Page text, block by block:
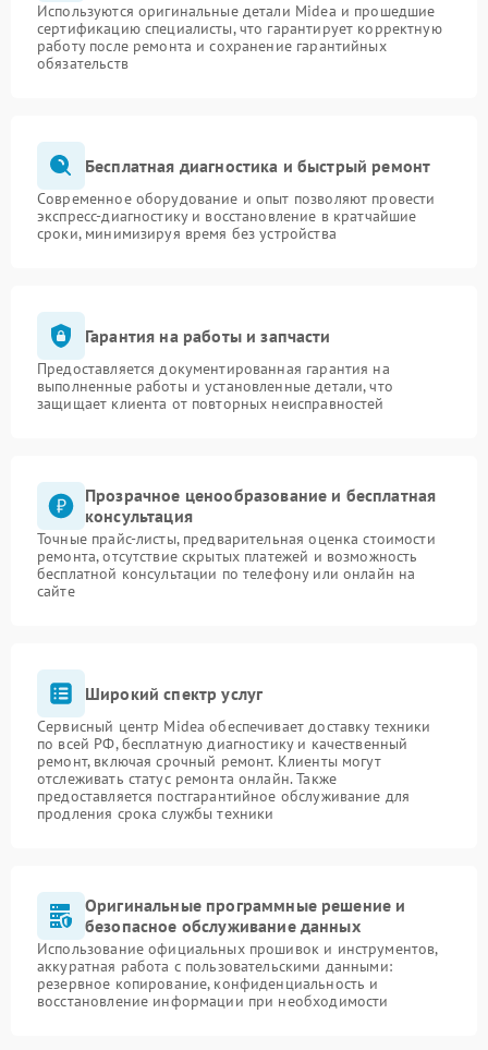
Используются оригинальные детали Midea и прошедшие
сертификацию специалисты, что гарантирует корректную
работу после ремонта и сохранение гарантийных
обязательств
Бесплатная диагностика и быстрый ремонт
Современное оборудование и опыт позволяют провести
экспресс-диагностику и восстановление в кратчайшие
сроки, минимизируя время без устройства
Гарантия на работы и запчасти
Предоставляется документированная гарантия на
выполненные работы и установленные детали, что
защищает клиента от повторных неисправностей
Прозрачное ценообразование и бесплатная
консультация
Точные прайс-листы, предварительная оценка стоимости
ремонта, отсутствие скрытых платежей и возможность
бесплатной консультации по телефону или онлайн на
сайте
Широкий спектр услуг
Сервисный центр Midea обеспечивает доставку техники
по всей РФ, бесплатную диагностику и качественный
ремонт, включая срочный ремонт. Клиенты могут
отслеживать статус ремонта онлайн. Также
предоставляется постгарантийное обслуживание для
продления срока службы техники
Оригинальные программные решение и
безопасное обслуживание данных
Использование официальных прошивок и инструментов,
аккуратная работа с пользовательскими данными:
резервное копирование, конфиденциальность и
восстановление информации при необходимости